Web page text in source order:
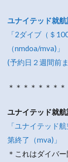
ユナイテッド就
「2ダイブ（＄
（nmdoa/mva)」
(予約日２週間前
＊＊＊＊＊＊＊
ユナイテッド就
「ユナイテッド
第終了（mva)」
＊これはダイバ